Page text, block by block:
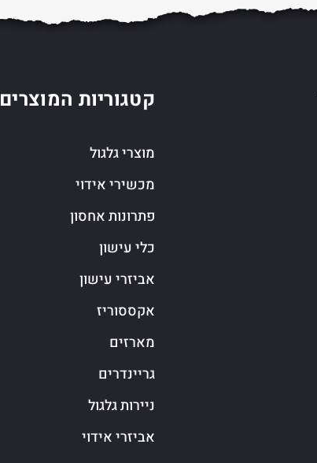
קטגוריות המוצרים
מוצרי גלגול
מכשירי אידוי
פתרונות אחסון
כלי עישון
אביזרי עישון
אקססוריז
מארזים
גריינדרים
ניירות גלגול
אביזרי אידוי